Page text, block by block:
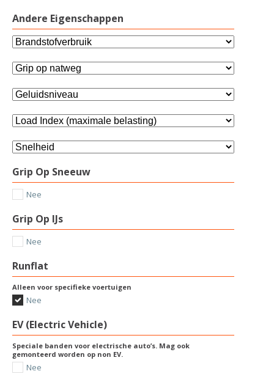
Andere Eigenschappen
Grip Op Sneeuw
Nee
Grip Op IJs
Nee
Runflat
Alleen voor specifieke voertuigen
Nee
EV (Electric Vehicle)
Speciale banden voor electrische auto’s. Mag ook
gemonteerd worden op non EV.
Nee